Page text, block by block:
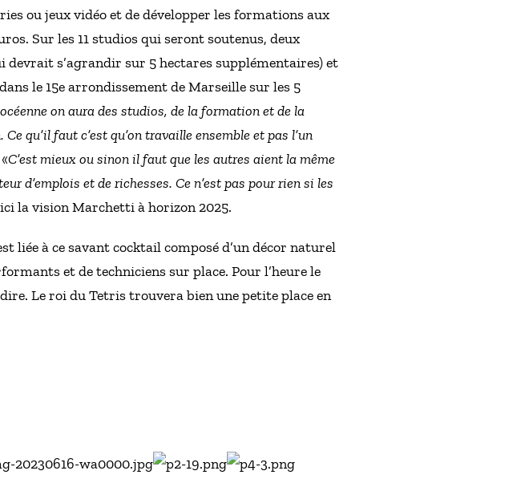
ou jeux vidéo et de développer les formations aux
Sur les 11 studios qui seront soutenus, deux
s’agrandir sur 5 hectares supplémentaires) et
le 15e arrondissement de Marseille sur les 5
on aura des studios, de la formation et de la
qu’il faut c’est qu’on travaille ensemble et pas l’un
C’est mieux ou sinon il faut que les autres aient la même
d’emplois et de richesses. Ce n’est pas pour rien si les
la vision Marchetti à horizon 2025.
liée à ce savant cocktail composé d’un décor naturel
et de techniciens sur place. Pour l’heure le
Le roi du Tetris trouvera bien une petite place en